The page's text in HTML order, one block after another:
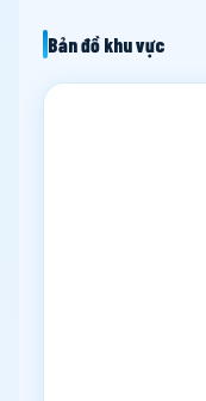
Bản đồ khu vực